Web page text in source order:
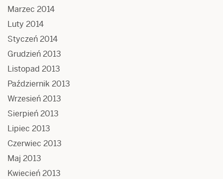
Marzec 2014
Luty 2014
Styczeń 2014
Grudzień 2013
Listopad 2013
Październik 2013
Wrzesień 2013
Sierpień 2013
Lipiec 2013
Czerwiec 2013
Maj 2013
Kwiecień 2013